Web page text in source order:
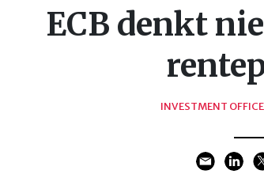
ECB denkt
INVESTMENT